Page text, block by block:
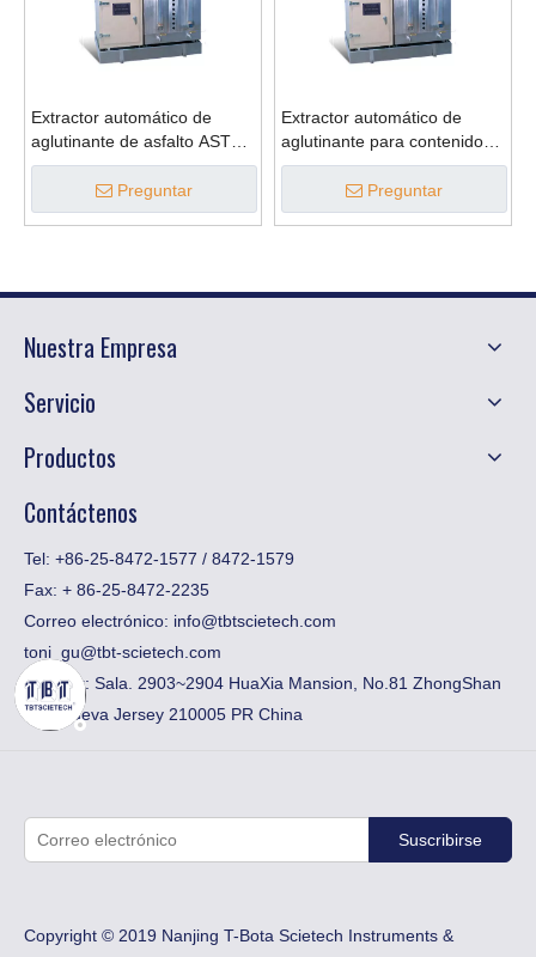
Extractor automático de
aglutinante de asfalto ASTM
para contenido de betún
Preguntar
Extractor automático de
aglutinante para contenido
de betún ASTM 1500g
Preguntar
Nuestra Empresa
Servicio
Productos
Contáctenos
Tel: +86-25-8472-1577 / 8472-1579
Fax: ​+ 86-25-8472-2235
Correo electrónico: info@tbtscietech.com
toni_gu@tbt-scietech.com
Agregar: Sala. 2903~2904 HuaXia Mansion, No.81 ZhongShan
Rd., Nueva Jersey 210005 PR China
Suscribirse
Copyright © 2019 Nanjing T-Bota Scietech Instruments &